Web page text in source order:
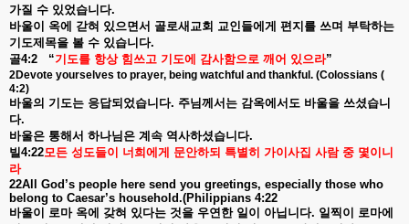
가질 수 있었습니다.
바울이
옥에 갇혀 있으면서 골로새교회 교인들에게 편지를 쓰며 부탁하는
기도제목을 볼 수 있습니다.
골4:2 “기도를 항상 힘쓰고 기도에 감사함으로 깨어 있으라”
2Devote yourselves to prayer, being watchful and thankful. (Colossians (
4:2)
바울의 기도는 응답되었습니다. 주님께서는 감옥에서도 바울을 쓰셨습니
다.
바울은 통해서 하나님은 계속 역사하셨습니다.
빌4:22모든 성도들이 너희에게 문안하되 특별히 가이사집 사람 중 몇이니
라
22All God’s people here send you greetings, especially those who
belong to Caesar’s household.(Philippians 4:22
바울이
로마 옥에 갖혀 있다는 것을 우연한 일이 아닙니다. 일찍이
로마에